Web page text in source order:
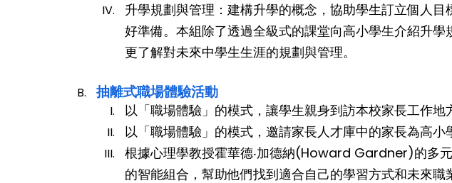
升學規劃與管理：建構升學的概念，協助學生訂立個人
好準備。本組除了透過全級式的課堂向高小學生介紹升
更了解對未來中學生生涯的規劃與管理。
抽離式職場體驗活動
以「職場體驗」的模式，讓學生親身到訪本校家長工作
以「職場體驗」的模式，邀請家長人才庫中的家長為高
根據心理學教授霍華德‧加德納(Howard Gardner)的多
的智能組合，幫助他們找到適合自己的學習方式和未來職